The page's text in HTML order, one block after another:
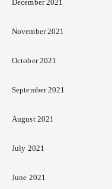
December 2021
November 2021
October 2021
September 2021
August 2021
July 2021
June 2021